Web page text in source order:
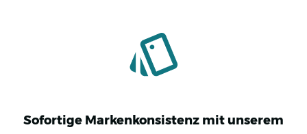
Sofortige Markenkonsistenz mit unserem